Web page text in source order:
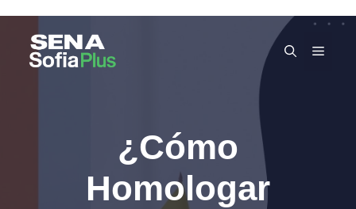
content
¿Cómo
Homologar